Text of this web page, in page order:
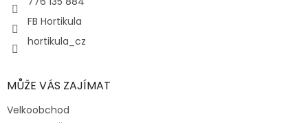
FB Hortikula
hortikula_cz
MŮŽE VÁS ZAJÍMAT
Velkoobchod